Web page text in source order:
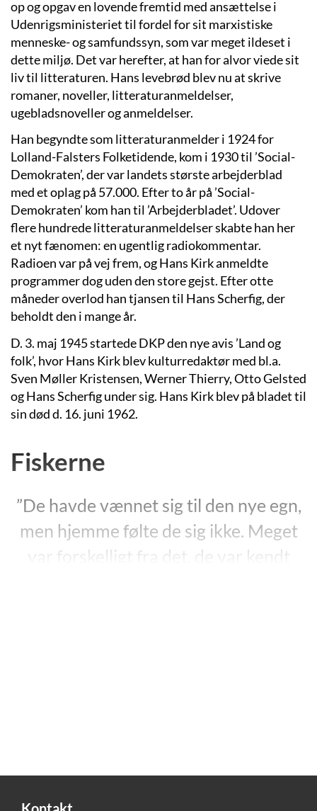
op og opgav en lovende fremtid med ansættelse i
Udenrigsministeriet til fordel for sit marxistiske
menneske- og samfundssyn, som var meget ildeset i
dette miljø. Det var herefter, at han for alvor viede sit
liv til litteraturen. Hans levebrød blev nu at skrive
romaner, noveller, litteraturanmeldelser,
ugebladsnoveller og anmeldelser.
Han begyndte som litteraturanmelder i 1924 for
Lolland-Falsters Folketidende, kom i 1930 til ’Social-
Demokraten’, der var landets største arbejderblad
med et oplag på 57.000. Efter to år på ’Social-
Demokraten’ kom han til ’Arbejderbladet’. Udover
flere hundrede litteraturanmeldelser skabte han her
et nyt fænomen: en ugentlig radiokommentar.
Radioen var på vej frem, og Hans Kirk anmeldte
programmer dog uden den store gejst. Efter otte
måneder overlod han tjansen til Hans Scherfig, der
beholdt den i mange år.
D. 3. maj 1945 startede DKP den nye avis ’Land og
folk’, hvor Hans Kirk blev kulturredaktør med bl.a.
Sven Møller Kristensen, Werner Thierry, Otto Gelsted
og Hans Scherfig under sig. Hans Kirk blev på bladet til
sin død d. 16. juni 1962.
Fiskerne
”De havde vænnet sig til den nye egn,
men hjemme følte de sig ikke. Meget
var forskelligt fra det, de var kendt